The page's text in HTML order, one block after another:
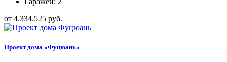
от 4.334.525 руб.
Проект дома «Фуцюань»